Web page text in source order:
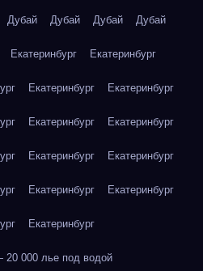
Дубай Дубай Дубай Дубай
Екатеринбург Екатеринбург
Екатеринбург Екатеринбург
Екатеринбург Екатеринбург
Екатеринбург Екатеринбург
Екатеринбург Екатеринбург
Екатеринбург
000 лье под водой